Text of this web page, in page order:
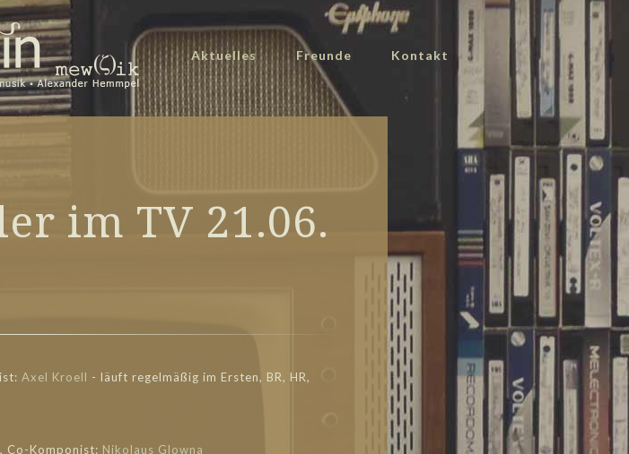
Aktuelles Freunde Kontakt
im TV 21.06.
Axel Kroell - läuft regelmäßig im Ersten, BR, HR,
Co-Komponist: Nikolaus Glowna